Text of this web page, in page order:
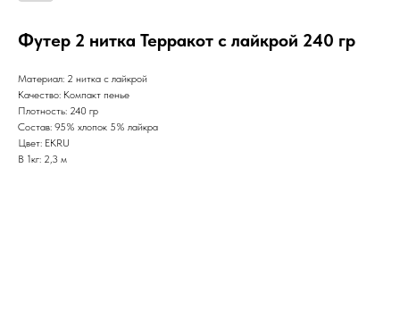
Футер 2 нитка Терракот с лайкрой 240 гр
Материал: 2 нитка с лайкрой
Качество: Компакт пенье
Плотность: 240 гр
Состав: 95% хлопок 5% лайкра
Цвет: EKRU
В 1кг: 2,3 м